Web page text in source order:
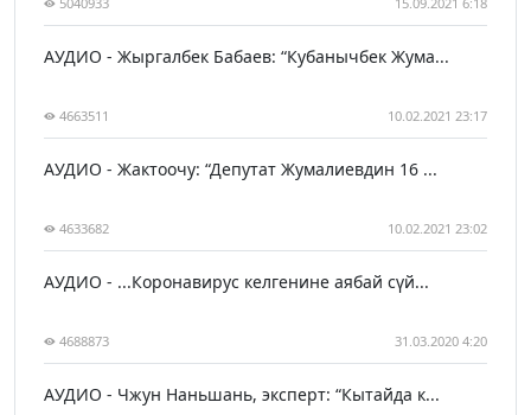
АУДИО - Жыргалбек Бабаев: “Кубанычбек Жума...
4663511 10.02.2021 23:17
АУДИО - Жактоочу: “Депутат Жумалиевдин 16 ...
4633682 10.02.2021 23:02
АУДИО - ...Коронавирус келгенине аябай сүй...
4688873 31.03.2020 4:20
АУДИО - Чжун Наньшань, эксперт: “Кытайда к...